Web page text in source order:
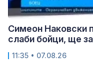
Симеон Наковски
слаби бойци, ще
11:35 • 07.08.26